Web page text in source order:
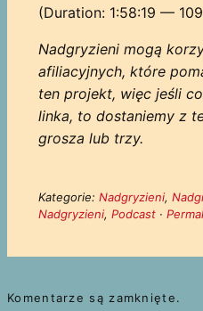
(Duration: 1:58:19 —
Nadgryzieni mogą
afiliacyjnych, które
ten projekt, więc jeśli
linka, to dostaniemy z
grosza lub trzy.
Kategorie: Nadgryzieni,
Nadgryzieni, Podcast·
Komentarze są zamknięte.